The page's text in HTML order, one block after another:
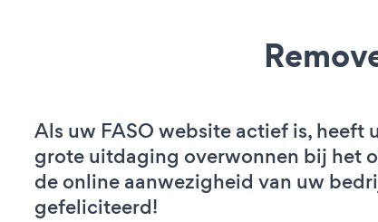
Als uw FASO website actief is, heeft
grote uitdaging overwonnen bij het
de online aanwezigheid van uw
gefeliciteerd!